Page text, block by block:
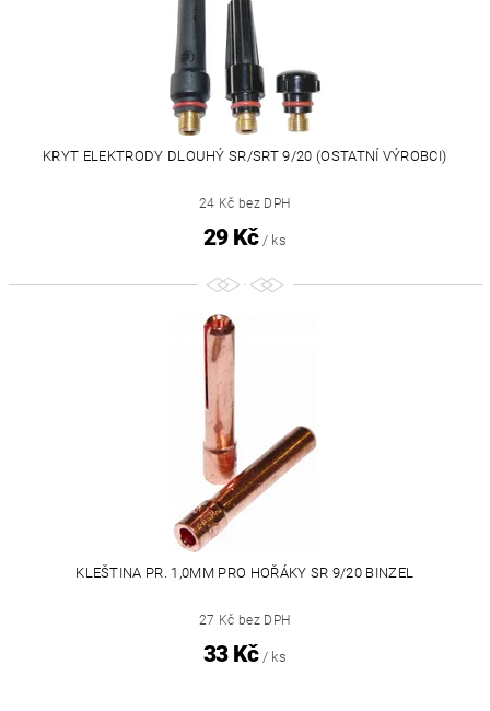
KRYT ELEKTRODY DLOUHÝ SR/SRT 9/20 (OSTATNÍ VÝROBCI)
24 Kč bez DPH
29 Kč / ks
KLEŠTINA PR. 1,0MM PRO HOŘÁKY SR 9/20 BINZEL
27 Kč bez DPH
33 Kč / ks